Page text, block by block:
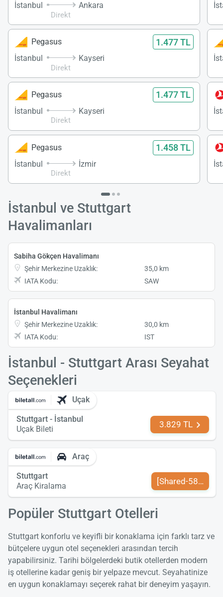
İstanbul
Direkt
Ankara
Pegasus 1.477 TL
İstanbul
Direkt
Kayseri
Pegasus 1.477 TL
İstanbul
Direkt
Kayseri
Pegasus 1.458 TL
İstanbul
Direkt
İzmir
İstanbul ve Stuttgart
Havalimanları
Sabiha Gökçen Havalimanı
Şehir Merkezine Uzaklık:
35,0 km
IATA Kodu:
SAW
İstanbul Havalimanı
Şehir Merkezine Uzaklık:
30,0 km
IATA Kodu:
IST
İstanbul - Stuttgart Arası Seyahat
Seçenekleri
Uçak
Stuttgart - İstanbul
Uçak Bileti
3.829 TL
Araç
Stuttgart
Araç Kiralama
[Shared-589-tr-
Popüler Stuttgart Otelleri
Stuttgart konforlu ve keyifli bir konaklama için farklı tarz ve
bütçelere uygun otel seçenekleri arasından tercih
yapabilirsiniz. Tarihi bölgelerdeki butik otellerden modern
iş otellerine kadar geniş bir yelpaze mevcut. Seyahatinize
en uygun konaklamayı seçerek rahat bir deneyim yaşayın.